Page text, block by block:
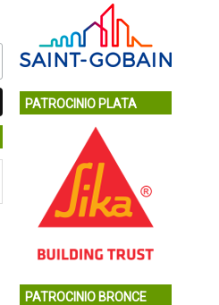
PATROCINIO PLATA
PATROCINIO BRONCE